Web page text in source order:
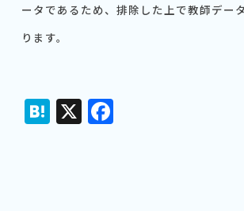
ータであるため、排除した上で教師デー
ります。
Hatena
X Facebook